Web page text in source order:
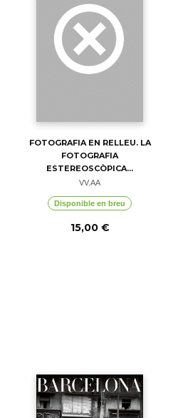
FOTOGRAFIA EN RELLEU. LA
FOTOGRAFIA
ESTEREOSCÒPICA...
VV.AA
Disponible en breu
15,00 €